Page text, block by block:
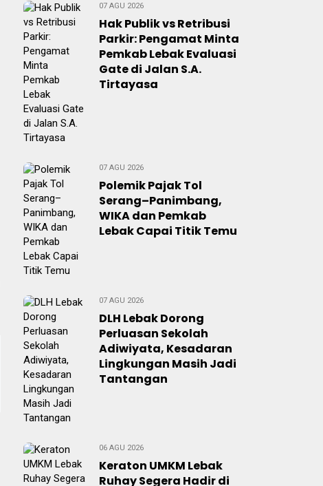
07 AGU 2026
Hak Publik vs Retribusi
Parkir: Pengamat Minta
Pemkab Lebak Evaluasi
Gate di Jalan S.A.
Tirtayasa
07 AGU 2026
Polemik Pajak Tol
Serang–Panimbang,
WIKA dan Pemkab
Lebak Capai Titik Temu
07 AGU 2026
DLH Lebak Dorong
Perluasan Sekolah
Adiwiyata, Kesadaran
Lingkungan Masih Jadi
Tantangan
06 AGU 2026
Keraton UMKM Lebak
Ruhay Segera Hadir di